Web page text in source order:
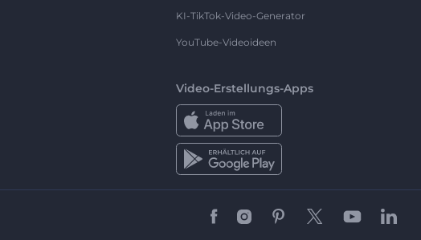
KI-TikTok-Video-Generator
YouTube-Videoideen
Video-Erstellungs-Apps